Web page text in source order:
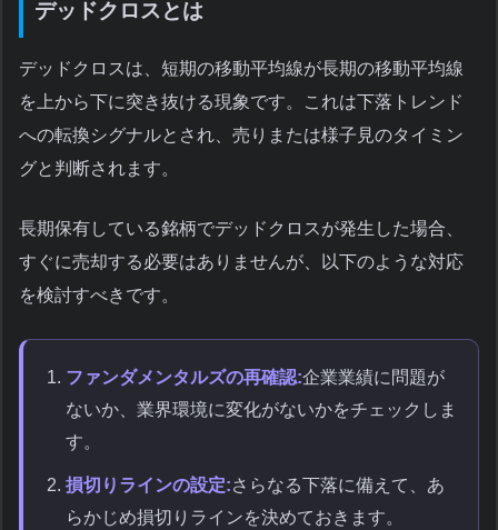
デッドクロスとは
デッドクロスは、短期の移動平均線が長期の移動平均線
を上から下に突き抜ける現象です。これは下落トレンド
への転換シグナルとされ、売りまたは様子見のタイミン
グと判断されます。
長期保有している銘柄でデッドクロスが発生した場合、
すぐに売却する必要はありませんが、以下のような対応
を検討すべきです。
ファンダメンタルズの再確認:企業業績に問題が
ないか、業界環境に変化がないかをチェックしま
す。
損切りラインの設定:さらなる下落に備えて、あ
らかじめ損切りラインを決めておきます。